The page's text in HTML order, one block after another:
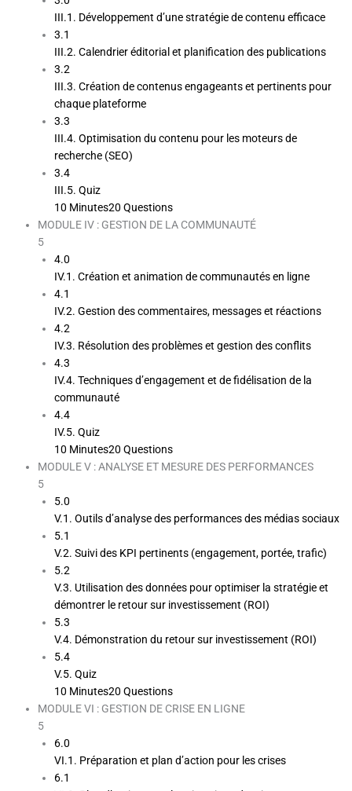
III.1. Développement d’une stratégie de contenu efficace
3.1
III.2. Calendrier éditorial et planification des publications
3.2
III.3. Création de contenus engageants et pertinents pour
chaque plateforme
3.3
III.4. Optimisation du contenu pour les moteurs de
recherche (SEO)
3.4
III.5. Quiz
10 Minutes20 Questions
MODULE IV : GESTION DE LA COMMUNAUTÉ
5
4.0
IV.1. Création et animation de communautés en ligne
4.1
IV.2. Gestion des commentaires, messages et réactions
4.2
IV.3. Résolution des problèmes et gestion des conflits
4.3
IV.4. Techniques d’engagement et de fidélisation de la
communauté
4.4
IV.5. Quiz
10 Minutes20 Questions
MODULE V : ANALYSE ET MESURE DES PERFORMANCES
5
5.0
V.1. Outils d’analyse des performances des médias sociaux
5.1
V.2. Suivi des KPI pertinents (engagement, portée, trafic)
5.2
V.3. Utilisation des données pour optimiser la stratégie et
démontrer le retour sur investissement (ROI)
5.3
V.4. Démonstration du retour sur investissement (ROI)
5.4
V.5. Quiz
10 Minutes20 Questions
MODULE VI : GESTION DE CRISE EN LIGNE
5
6.0
VI.1. Préparation et plan d’action pour les crises
6.1